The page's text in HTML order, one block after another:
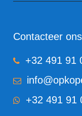
Contacteer ons
+32 491 91
+32 491 91